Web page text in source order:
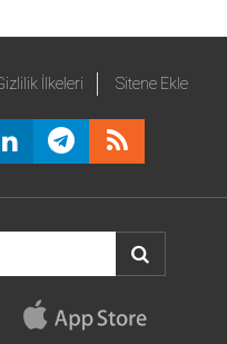
İlkeleri Sitene Ekle